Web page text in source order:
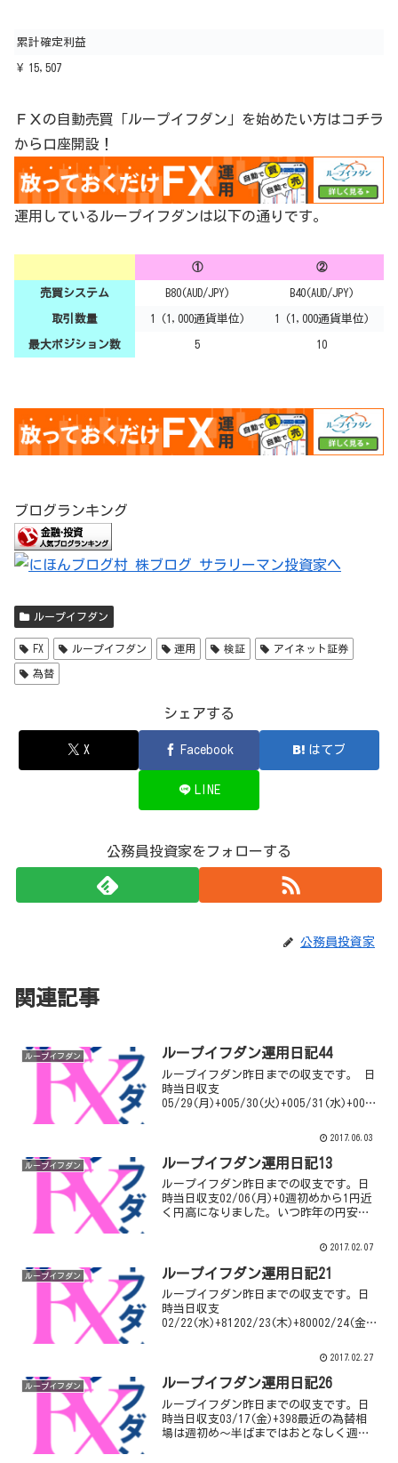
累計確定利益
¥ 15,507
ＦＸの自動売買「ループイフダン」を始めたい方はコチラ
から口座開設！
運用しているループイフダンは以下の通りです。
① ②
売買システム B80(AUD/JPY) B40(AUD/JPY)
取引数量 1 (1,000通貨単位) 1 (1,000通貨単位)
最大ポジション数 5 10
ブログランキング
ループイフダン
FX ループイフダン 運用 検証 アイネット証券
為替
シェアする
X Facebook はてブ
LINE
公務員投資家をフォローする
公務員投資家
関連記事
ループイフダン ループイフダン運用日記44
ループイフダン昨日までの収支です。 日
時当日収支
05/29(月)+005/30(火)+005/31(水)+006/
高になりましたがまだまだ円高になって
もらわないと…保持している売りポジシ
ョン...
2017.06.03
ループイフダン ループイフダン運用日記13
ループイフダン昨日までの収支です。日
時当日収支02/06(月)+0週初めから1円近
く円高になりました。いつ昨年の円安か
フダンは一方方向への動きには弱いので
17,53...
2017.02.07
ループイフダン ループイフダン運用日記21
ループイフダン昨日までの収支です。日
時当日収支
02/22(水)+81202/23(木)+80002/24(金)+
ました。ユーロ円のループイフダンを稼
これからまた一段と...
2017.02.27
ループイフダン ループイフダン運用日記26
ループイフダン昨日までの収支です。日
時当日収支03/17(金)+398最近の為替相
場は週初め～半ばまではおとなしく週末